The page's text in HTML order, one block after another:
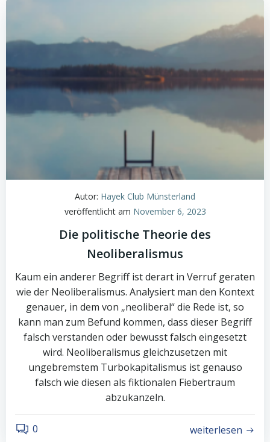
Autor: Hayek Club Münsterland
veröffentlicht am November 6, 2023
Die politische Theorie des
Neoliberalismus
Kaum ein anderer Begriff ist derart in Verruf geraten
wie der Neoliberalismus. Analysiert man den Kontext
genauer, in dem von „neoliberal“ die Rede ist, so
kann man zum Befund kommen, dass dieser Begriff
falsch verstanden oder bewusst falsch eingesetzt
wird. Neoliberalismus gleichzusetzen mit
ungebremstem Turbokapitalismus ist genauso
falsch wie diesen als fiktionalen Fiebertraum
abzukanzeln.
0 weiterlesen